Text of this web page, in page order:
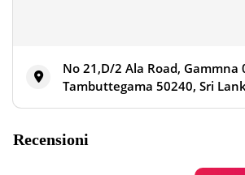
No 21,D/2 Ala Road, Gammna
Tambuttegama 50240, Sri
Recensioni